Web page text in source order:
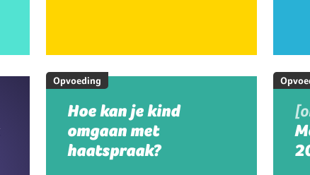
Opvoeding
Hoe kan je kind
omgaan met
haatspraak?